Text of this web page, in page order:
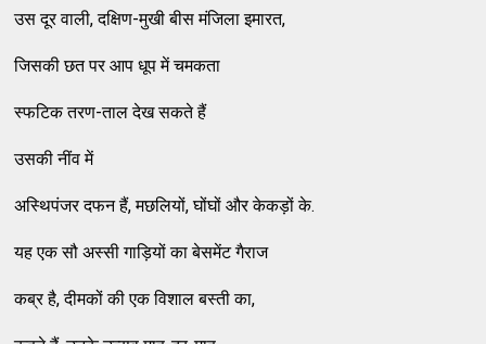
उस दूर वाली, दक्षिण-मुखी बीस मंजिला इमारत,
जिसकी छत पर आप धूप में चमकता
स्फटिक तरण-ताल देख सकते हैं
उसकी नींव में
अस्थिपंजर दफन हैं, मछलियों, घोंघों और केकड़ों के.
यह एक सौ अस्सी गाड़ियों का बेसमेंट गैराज
कब्र है, दीमकों की एक विशाल बस्ती का,